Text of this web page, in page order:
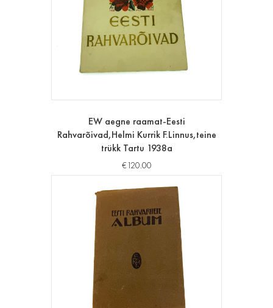
EW aegne raamat-Eesti
Rahvarõivad,Helmi Kurrik F.Linnus,teine
trükk Tartu 1938a
€120.00